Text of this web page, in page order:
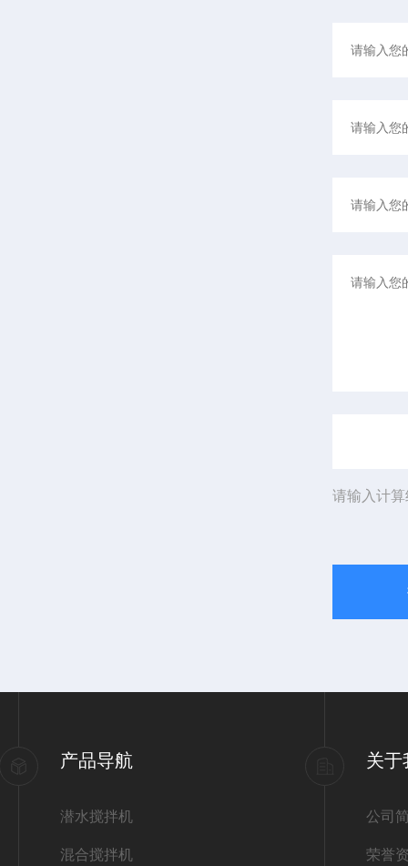
请输入计
产品导航
潜水搅拌机
混合搅拌机
关于
公司
荣誉